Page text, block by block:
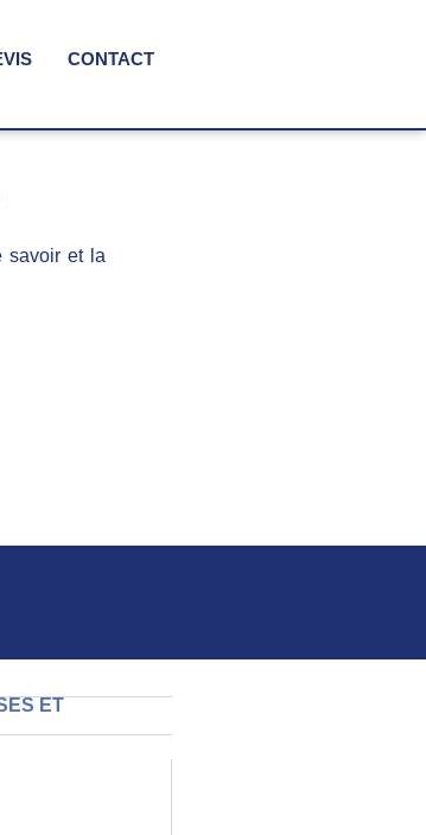
CONTACT
savoir et la
ET